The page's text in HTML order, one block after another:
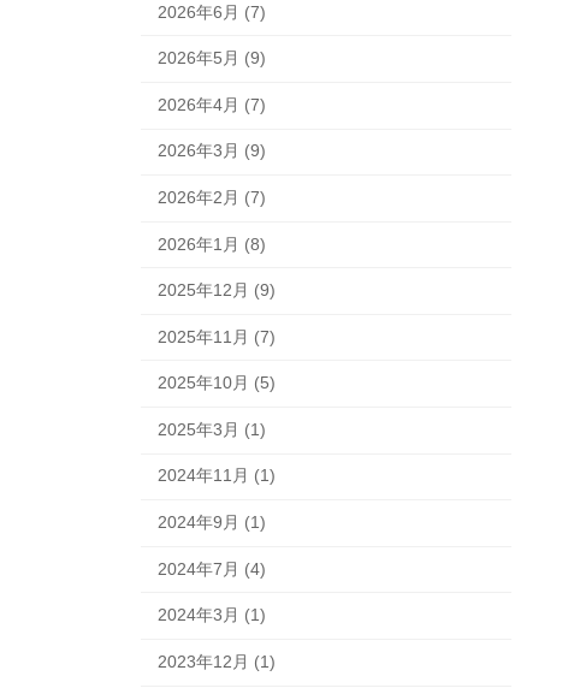
2026年6月 (7)
2026年5月 (9)
2026年4月 (7)
2026年3月 (9)
2026年2月 (7)
2026年1月 (8)
2025年12月 (9)
2025年11月 (7)
2025年10月 (5)
2025年3月 (1)
2024年11月 (1)
2024年9月 (1)
2024年7月 (4)
2024年3月 (1)
2023年12月 (1)